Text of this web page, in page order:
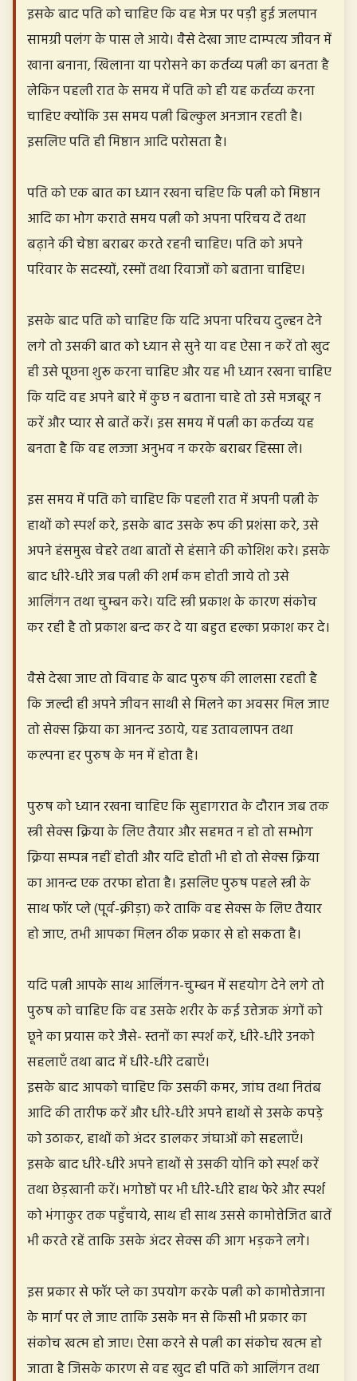
इसके बाद पति को चाहिए कि वह मेज पर पड़ी हुई जलपान
सामग्री पलंग के पास ले आये। वैसे देखा जाए दाम्पत्य जीवन में
खाना बनाना, खिलाना या परोसने का कर्तव्य पत्नी का बनता है
लेकिन पहली रात के समय में पति को ही यह कर्तव्य करना
चाहिए क्योंकि उस समय पत्नी बिल्कुल अनजान रहती है।
इसलिए पति ही मिष्ठान आदि परोसता है।
पति को एक बात का ध्यान रखना चहिए कि पत्नी को मिष्ठान
आदि का भोग कराते समय पत्नी को अपना परिचय दें तथा
बढ़ाने की चेष्ठा बराबर करते रहनी चाहिए। पति को अपने
परिवार के सदस्यों, रस्मों तथा रिवाजों को बताना चाहिए।
इसके बाद पति को चाहिए कि यदि अपना परिचय दुल्हन देने
लगे तो उसकी बात को ध्यान से सुने या वह ऐसा न करें तो खुद
ही उसे पूछना शुरू करना चाहिए और यह भी ध्यान रखना चाहिए
कि यदि वह अपने बारे में कुछ न बताना चाहे तो उसे मजबूर न
करें और प्यार से बातें करें। इस समय में पत्नी का कर्तव्य यह
बनता है कि वह लज्जा अनुभव न करके बराबर हिस्सा ले।
इस समय में पति को चाहिए कि पहली रात में अपनी पत्नी के
हाथों को स्पर्श करे, इसके बाद उसके रूप की प्रशंसा करे, उसे
अपने हंसमुख चेहरे तथा बातों से हंसाने की कोशिश करे। इसके
बाद धीरे-धीरे जब पत्नी की शर्म कम होती जाये तो उसे
आलिंगन तथा चुम्बन करे। यदि स्त्री प्रकाश के कारण संकोच
कर रही है तो प्रकाश बन्द कर दे या बहुत हल्का प्रकाश कर दे।
वैसे देखा जाए तो विवाह के बाद पुरुष की लालसा रहती है
कि जल्दी ही अपने जीवन साथी से मिलने का अवसर मिल जाए
तो सेक्स क्रिया का आनन्द उठाये, यह उतावलापन तथा
कल्पना हर पुरुष के मन में होता है।
पुरुष को ध्यान रखना चाहिए कि सुहागरात के दौरान जब तक
स्त्री सेक्स क्रिया के लिए तैयार और सहमत न हो तो सम्भोग
क्रिया सम्पन्न नहीं होती और यदि होती भी हो तो सेक्स क्रिया
का आनन्द एक तरफा होता है। इसलिए पुरुष पहले स्त्री के
साथ फॉर प्ले (पूर्व-क्रीड़ा) करे ताकि वह सेक्स के लिए तैयार
हो जाए, तभी आपका मिलन ठीक प्रकार से हो सकता है।
यदि पत्नी आपके साथ आलिंगन-चुम्बन में सहयोग देने लगे तो
पुरुष को चाहिए कि वह उसके शरीर के कई उत्तेजक अंगों को
छूने का प्रयास करे जैसे- स्तनों का स्पर्श करें, धीरे-धीरे उनको
सहलाएँ तथा बाद में धीरे-धीरे दबाएँ।
इसके बाद आपको चाहिए कि उसकी कमर, जांघ तथा नितंब
आदि की तारीफ करें और धीरे-धीरे अपने हाथों से उसके कपड़े
को उठाकर, हाथों को अंदर डालकर जंघाओं को सहलाएँ।
इसके बाद धीरे-धीरे अपने हाथों से उसकी योनि को स्पर्श करें
तथा छेड़खानी करें। भगोष्ठों पर भी धीरे-धीरे हाथ फेरे और स्पर्श
को भंगाकुर तक पहुँचाये, साथ ही साथ उससे कामोत्तेजित बातें
भी करते रहें ताकि उसके अंदर सेक्स की आग भड़कने लगे।
इस प्रकार से फॉर प्ले का उपयोग करके पत्नी को कामोत्तेजाना
के मार्ग पर ले जाए ताकि उसके मन से किसी भी प्रकार का
संकोच खत्म हो जाए। ऐसा करने से पत्नी का संकोच खत्म हो
जाता है जिसके कारण से वह खुद ही पति को आलिंगन तथा